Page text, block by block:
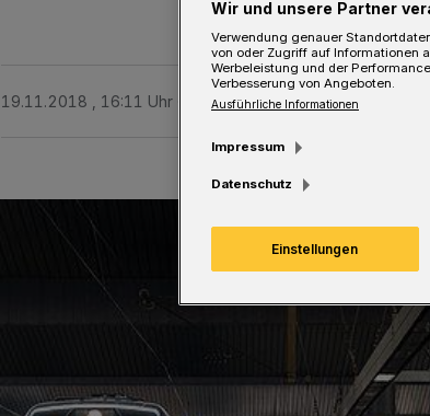
19.11.2018 , 16:11 Uhr Eine Minute Lesezeit
Wir und unsere Partner
Verwendung genauer
von oder Zugriff auf Informationen
Werbeleistung und der
Verbesserung von Angeboten.
Ausführliche Informationen
Impressum
Datenschutz
Einstellungen